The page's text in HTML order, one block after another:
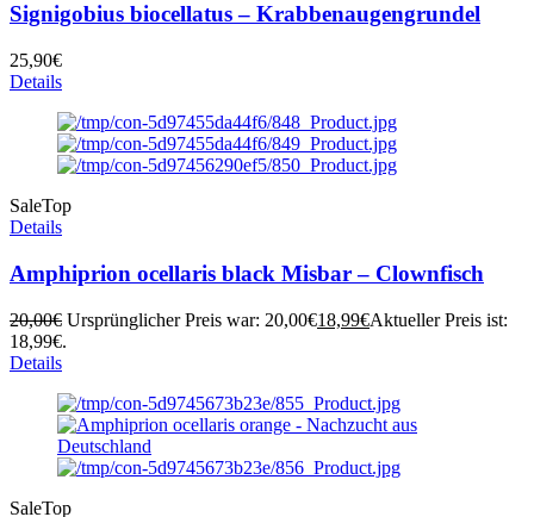
Signigobius biocellatus – Krabbenaugengrundel
25,90€
Details
SaleTop
Details
Amphiprion ocellaris black Misbar – Clownfisch
20,00€ Ursprünglicher Preis war: 20,00€18,99€Aktueller Preis ist:
18,99€.
Details
SaleTop